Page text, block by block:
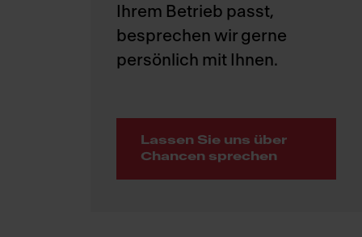
Ihrem Betrieb passt,
besprechen wir gerne
Lassen Sie uns über
Chancen sprechen